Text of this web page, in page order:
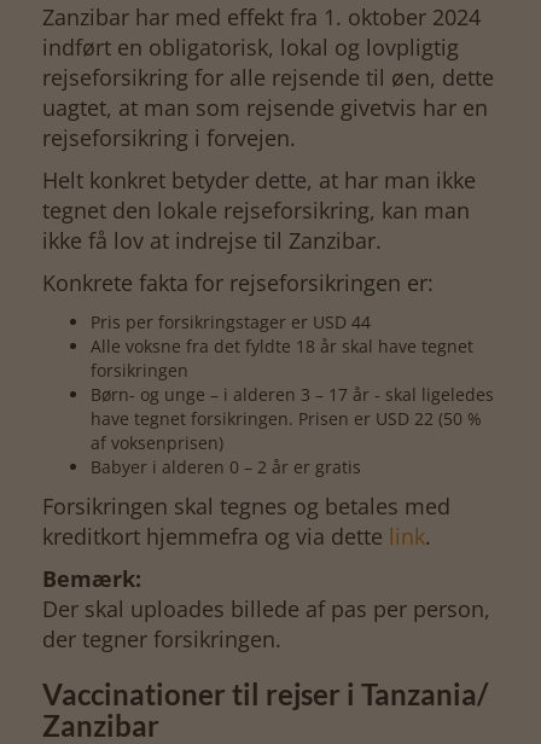
Zanzibar har med effekt fra 1. oktober 2024
indført en obligatorisk, lokal og lovpligtig
rejseforsikring for alle rejsende til øen, dette
uagtet, at man som rejsende givetvis har en
rejseforsikring i forvejen.
Helt konkret betyder dette, at har man ikke
tegnet den lokale rejseforsikring, kan man
ikke få lov at indrejse til Zanzibar.
Konkrete fakta for rejseforsikringen er:
Pris per forsikringstager er USD 44
Alle voksne fra det fyldte 18 år skal have tegnet
forsikringen
Børn- og unge – i alderen 3 – 17 år - skal ligeledes
have tegnet forsikringen. Prisen er USD 22 (50 %
af voksenprisen)
Babyer i alderen 0 – 2 år er gratis
Forsikringen skal tegnes og betales med
kreditkort hjemmefra og via dette link.
Bemærk:
Der skal uploades billede af pas per person,
der tegner forsikringen.
Vaccinationer til rejser i Tanzania/
Zanzibar